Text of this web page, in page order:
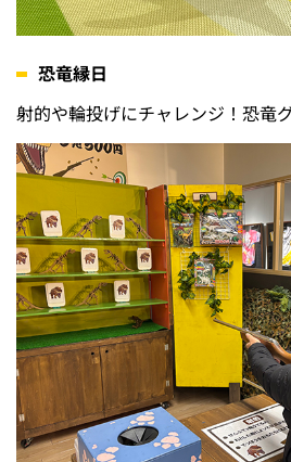
恐竜縁日
射的や輪投げにチャレンジ！恐竜